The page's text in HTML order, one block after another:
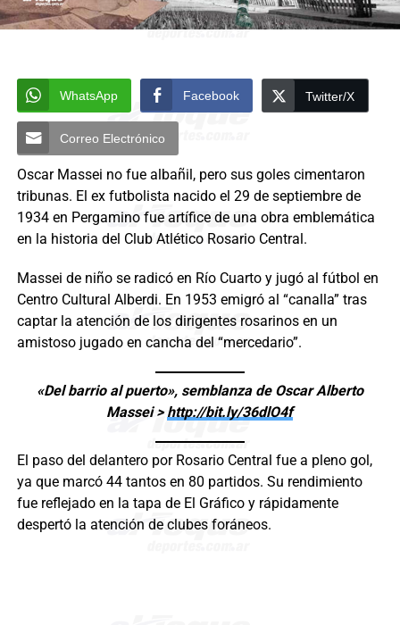
WhatsApp Facebook Twitter/X
Correo Electrónico
Oscar Massei no fue albañil, pero sus goles cimentaron
tribunas. El ex futbolista nacido el 29 de septiembre de
1934 en Pergamino fue artífice de una obra emblemática
en la historia del Club Atlético Rosario Central.
Massei de niño se radicó en Río Cuarto y jugó al fútbol en
Centro Cultural Alberdi. En 1953 emigró al “canalla” tras
captar la atención de los dirigentes rosarinos en un
amistoso jugado en cancha del “mercedario”.
«Del barrio al puerto», semblanza de Oscar Alberto
Massei >http://bit.ly/36dlO4f
El paso del delantero por Rosario Central fue a pleno gol,
ya que marcó 44 tantos en 80 partidos. Su rendimiento
fue reflejado en la tapa de El Gráfico y rápidamente
despertó la atención de clubes foráneos.